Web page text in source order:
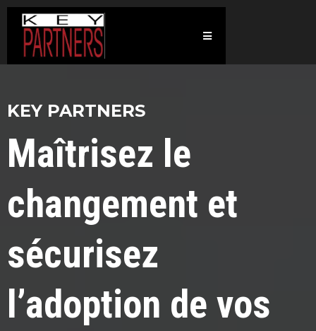
KEY PARTNERS
Maîtrisez le
changement et
sécurisez
l’adoption de vos